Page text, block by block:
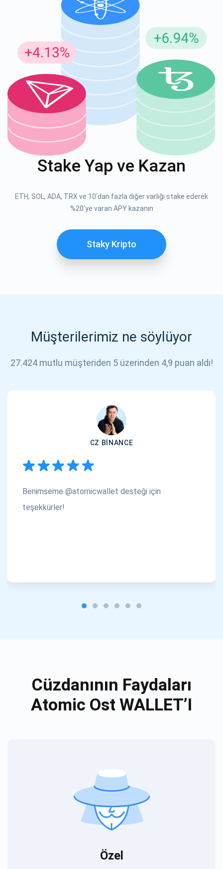
Stake Yap ve Kazan
ETH, SOL, ADA, TRX ve 10'dan fazla diğer varlığı stake ederek
%20'ye varan APY kazanın
Staky Kripto
Müşterilerimiz ne söylüyor
27.424 mutlu müşteriden 5 üzerinden 4,9 puan aldı!
CZ BINANCE
Benimseme @atomicwallet desteği için
teşekkürler!
Cüzdanının Faydaları
Atomic Ost WALLET’I
Özel
Atomic
1000.000
ABONE OL
support@atomicwallet.io
YouTube'umuza göz atın
Güncellemeler için Abone Ol
En son proje güncellemelerini ve kripto kılavuzlarını ilk alan
siz olun